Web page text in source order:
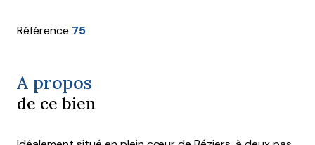
Référence 75
A propos
de ce bien